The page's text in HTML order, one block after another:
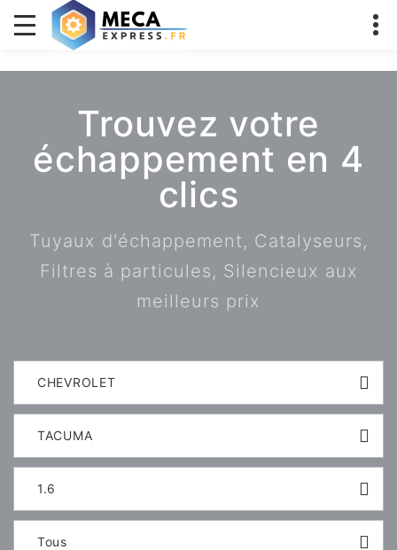
Trouvez votre
échappement en 4
clics
Tuyaux d'échappement, Catalyseurs,
Filtres à particules, Silencieux aux
meilleurs prix
CHEVROLET
TACUMA
1.6
Tous